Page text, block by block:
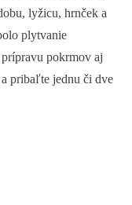
lyžicu, hrnček a
plytvanie
pokrmov aj
pribaľte jednu či dve